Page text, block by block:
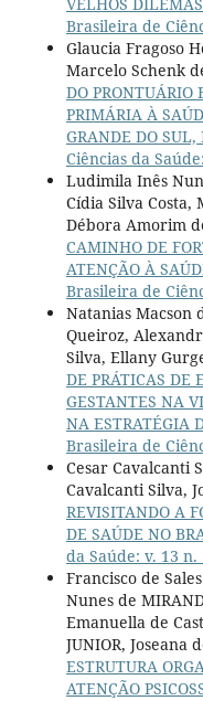
Brasileira de
Glaucia Fragoso
Marcelo Schenk
DO PRONTUÁRIO
PRIMÁRIA À
GRANDE DO SUL,
Ciências da
Ludimila Inês
Cídia Silva Costa,
Débora Amorim
CAMINHO DE
ATENÇÃO À
Brasileira de
Natanias Macson
Queiroz,
Silva, Ellany
DE PRÁTICAS DE
GESTANTES NA
NA ESTRATÉGIA
Brasileira de
Cesar Cavalcanti
Cavalcanti Silva,
REVISITANDO A
DE SAÚDE NO
da Saúde: v. 13 n.
Francisco de
Nunes de
Emanuella de
JUNIOR, Joseana
ESTRUTURA
ATENÇÃO